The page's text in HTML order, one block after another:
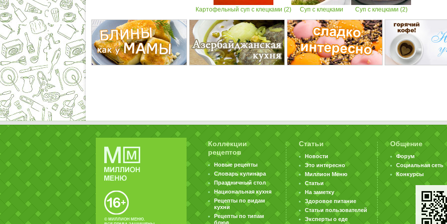
Картофельный суп с клецками (2) Суп с клецками Суп с клецками (2)
© МИЛЛИОН МЕНЮ.
Коллекции
рецептов
Новые рецепты
Словарь кулинара
Праздничный стол
Национальная кухня
Рецепты по видам
кухни
Рецепты по типам
блюд
Статьи
Новости
Это интересно
Миллион Меню
Статьи
На заметку
Здоровое питание
Статьи пользователей
Эксперты о еде
Общение
Форум
Социальная сеть
Конкурсы